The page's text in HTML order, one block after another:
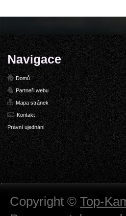
Navigace
Domů
Partneři webu
Mapa stránek
Kontakt
Právní ujednání
Copyright © Top-